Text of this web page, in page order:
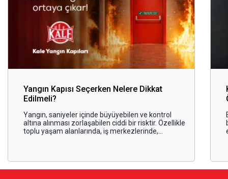
Yangın Kapısı Seçerken Nelere Dikkat
Edilmeli?
Yangın, saniyeler içinde büyüyebilen ve kontrol
altına alınması zorlaşabilen ciddi bir risktir. Özellikle
toplu yaşam alanlarında, iş merkezlerinde,
güvenlik unsurlarından biri ise yangın kapılarıdır.